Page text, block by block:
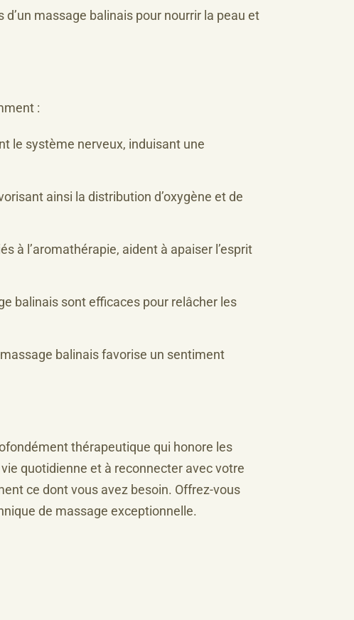
massage balinais pour nourrir la peau et
:
le système nerveux, induisant une
ainsi la distribution d’oxygène et de
à l’aromathérapie, aident à apaiser l’esprit
balinais sont efficaces pour relâcher les
balinais favorise un sentiment
thérapeutique qui honore les
quotidienne et à reconnecter avec votre
ce dont vous avez besoin. Offrez-vous
de massage exceptionnelle.